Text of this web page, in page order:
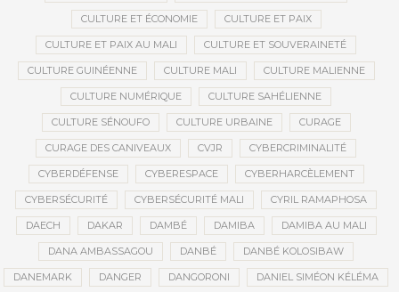
CULTURE ET ÉCONOMIE CULTURE ET PAIX
CULTURE ET PAIX AU MALI CULTURE ET SOUVERAINETÉ
CULTURE GUINÉENNE CULTURE MALI CULTURE MALIENNE
CULTURE NUMÉRIQUE CULTURE SAHÉLIENNE
CULTURE SÉNOUFO CULTURE URBAINE CURAGE
CURAGE DES CANIVEAUX CVJR CYBERCRIMINALITÉ
CYBERDÉFENSE CYBERESPACE CYBERHARCÈLEMENT
CYBERSÉCURITÉ CYBERSÉCURITÉ MALI CYRIL RAMAPHOSA
DAECH DAKAR DAMBÉ DAMIBA DAMIBA AU MALI
DANA AMBASSAGOU DANBÉ DANBÉ KOLOSIBAW
DANEMARK DANGER DANGORONI DANIEL SIMÉON KÉLÉMA